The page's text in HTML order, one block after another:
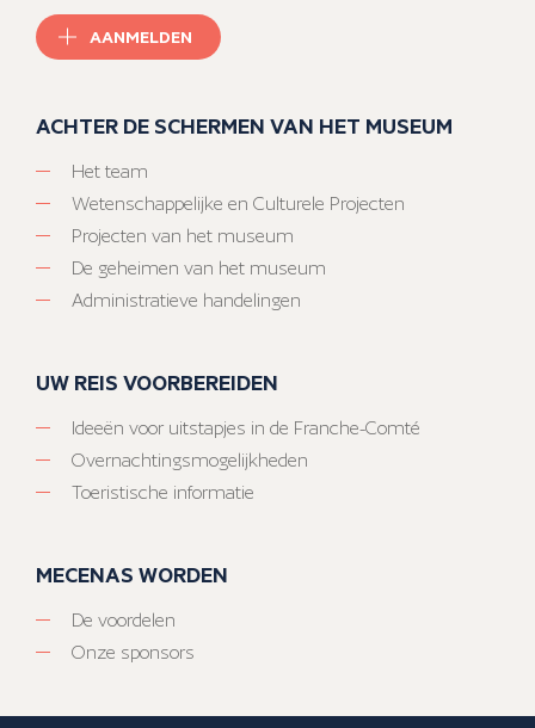
AANMELDEN
ACHTER DE SCHERMEN VAN HET MUSEUM
Het team
Wetenschappelijke en Culturele Projecten
Projecten van het museum
De geheimen van het museum
Administratieve handelingen
UW REIS VOORBEREIDEN
Ideeën voor uitstapjes in de Franche-Comté
Overnachtingsmogelijkheden
Toeristische informatie
MECENAS WORDEN
De voordelen
Onze sponsors